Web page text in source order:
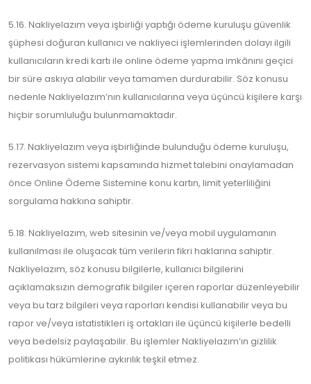
5.16. Nakliyelazım veya işbirliği yaptığı ödeme kuruluşu güvenlik
şüphesi doğuran kullanıcı ve nakliyeci işlemlerinden dolayı ilgili
kullanıcıların kredi kartı ile online ödeme yapma imkânını geçici
bir süre askıya alabilir veya tamamen durdurabilir. Söz konusu
nedenle Nakliyelazım’nın kullanıcılarına veya üçüncü kişilere karşı
hiçbir sorumluluğu bulunmamaktadır.
5.17. Nakliyelazım veya işbirliğinde bulunduğu ödeme kuruluşu,
rezervasyon sistemi kapsamında hizmet talebini onaylamadan
önce Online Ödeme Sistemine konu kartın, limit yeterliliğini
sorgulama hakkına sahiptir.
5.18. Nakliyelazım, web sitesinin ve/veya mobil uygulamanın
kullanılması ile oluşacak tüm verilerin fikri haklarına sahiptir.
Nakliyelazım, söz konusu bilgilerle, kullanıcı bilgilerini
açıklamaksızın demografik bilgiler içeren raporlar düzenleyebilir
veya bu tarz bilgileri veya raporları kendisi kullanabilir veya bu
rapor ve/veya istatistikleri iş ortakları ile üçüncü kişilerle bedelli
veya bedelsiz paylaşabilir. Bu işlemler Nakliyelazım’ın gizlilik
politikası hükümlerine aykırılık teşkil etmez.